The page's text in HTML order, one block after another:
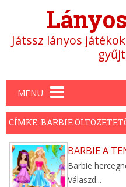
Játssz lányos
Main menu
MENU
CÍMKE: BARBIE
BARBIE A
Barbie
Válaszd...